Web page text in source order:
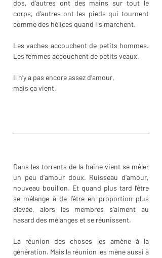
dos, d’autres ont des mains sur tout le
corps, d’autres ont les pieds qui tournent
comme des hélices quand ils marchent.
Les vaches accouchent de petits hommes.
Les femmes accouchent de petits veaux.
Il n’y a pas encore assez d’amour,
mais ça vient.
Dans les torrents de la haine vient se mêler
un peu d’amour doux. Ruisseau d’amour,
nouveau bouillon. Et quand plus tard l’être
se mélange à de l’être en proportion plus
élevée, alors les membres s’aiment au
hasard des mélanges et se réunissent.
La réunion des choses les amène à la
génération. Mais la réunion les mène aussi à